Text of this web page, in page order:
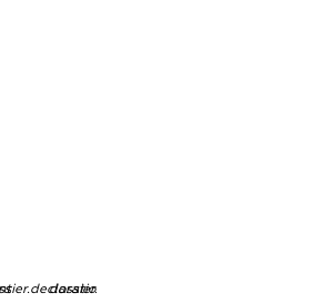
dossier.declarations.source